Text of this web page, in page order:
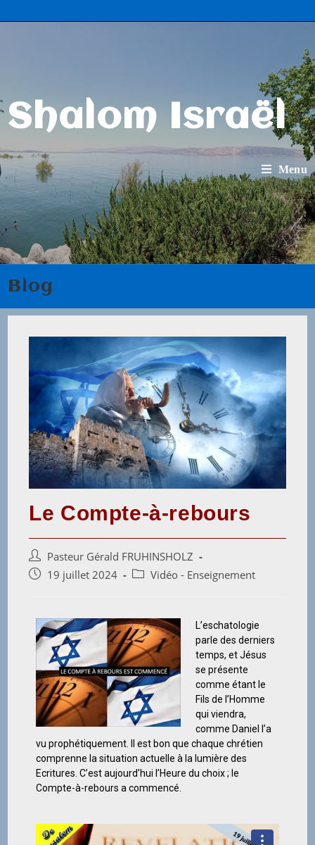
Shalom Israël
Menu
Blog
Le Compte-à-rebours
Pasteur Gérald FRUHINSHOLZ
19 juillet 2024
Vidéo - Enseignement
L’eschatologie
parle des derniers
temps, et Jésus
se présente
comme étant le
Fils de l’Homme
qui viendra,
comme Daniel l’a
vu prophétiquement. Il est bon que chaque chrétien
comprenne la situation actuelle à la lumière des
Ecritures. C’est aujourd’hui l’Heure du choix ; le
Compte-à-rebours a commencé.